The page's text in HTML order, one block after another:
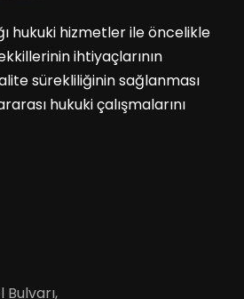
hukuki hizmetler ile öncelikle
ihtiyaçlarının
sürekliliğinin sağlanması
hukuki çalışmalarını